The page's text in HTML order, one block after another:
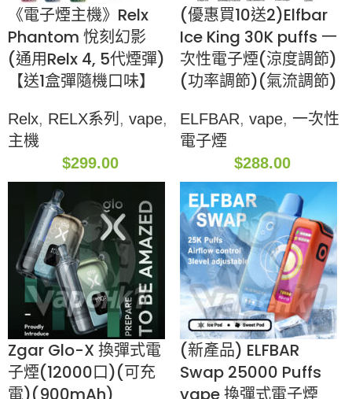
《電子煙主機》Relx
Phantom 悅刻幻影
(通用Relx 4, 5代煙彈)
【送1盒彈隨機口味】
Relx, RELX系列 , vape,
主機
$299.00
(優惠買10送2)Elfbar
Ice King 30K puffs 一
次性電子煙(涼度調節)
(功率調節)(氣流調節)
ELFBAR, vape, 一次性
電子煙
$288.00
Zgar Glo-X 換彈式電
子煙(12000口)(可充
電)(900mAh)
(新產品) ELFBAR
Swap 25000 Puffs
vape 換彈式電子煙